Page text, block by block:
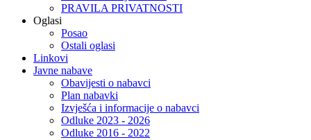
PRAVILA PRIVATNOSTI
Oglasi
Posao
Ostali oglasi
Linkovi
Javne nabave
Obavijesti o nabavci
Plan nabavki
Izvješća i informacije o nabavci
Odluke 2023 - 2026
Odluke 2016 - 2022